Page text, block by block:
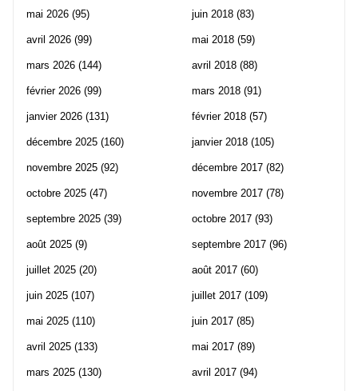
mai 2026 (95)
avril 2026 (99)
mars 2026 (144)
février 2026 (99)
janvier 2026 (131)
décembre 2025 (160)
novembre 2025 (92)
octobre 2025 (47)
septembre 2025 (39)
août 2025 (9)
juillet 2025 (20)
juin 2025 (107)
mai 2025 (110)
avril 2025 (133)
mars 2025 (130)
juin 2018 (83)
mai 2018 (59)
avril 2018 (88)
mars 2018 (91)
février 2018 (57)
janvier 2018 (105)
décembre 2017 (82)
novembre 2017 (78)
octobre 2017 (93)
septembre 2017 (96)
août 2017 (60)
juillet 2017 (109)
juin 2017 (85)
mai 2017 (89)
avril 2017 (94)